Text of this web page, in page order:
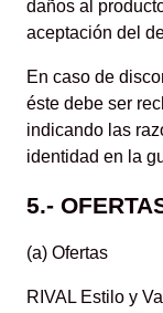
daños al
aceptación del
En caso de
éste debe ser
indicando las
identidad en la
5.-
(a) Ofertas
RIVAL Estilo y